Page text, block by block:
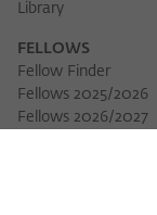
Library
FELLOWS
Fellow Finder
Fellows 2025/2026
Fellows 2026/2027